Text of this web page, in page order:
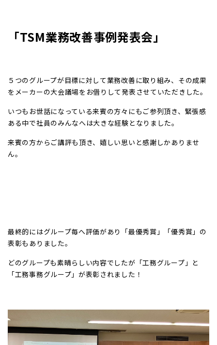
「TSM業務改善事例発表会」
５つのグループが目標に対して業務改善に取り組み、その成果
をメーカーの大会議場をお借りして発表させていただきした。
いつもお世話になっている来賓の方々にもご参列頂き、緊張感
ある中で社員のみんなへは大きな経験となりました。
来賓の方からご講評も頂き、嬉しい思いと感謝しかありませ
ん。
最終的にはグループ毎へ評価があり「最優秀賞」「優秀賞」の
表彰もありました。
どのグループも素晴らしい内容でしたが「工務グループ」と
「工務事務グループ」が表彰されました！